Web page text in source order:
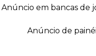
anúncio em bancas de
anúncio de